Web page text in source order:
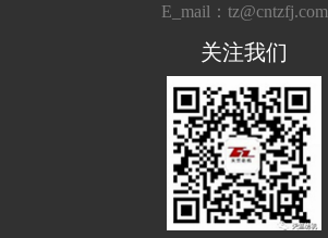
E_mail：tz@cntzfj.com
关注我们